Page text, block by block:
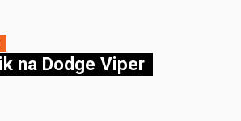
na Dodge Viper